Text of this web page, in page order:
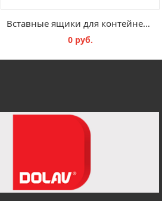
Вставные ящики для контейнеров с мелкими предметами SB E 26
0 руб.